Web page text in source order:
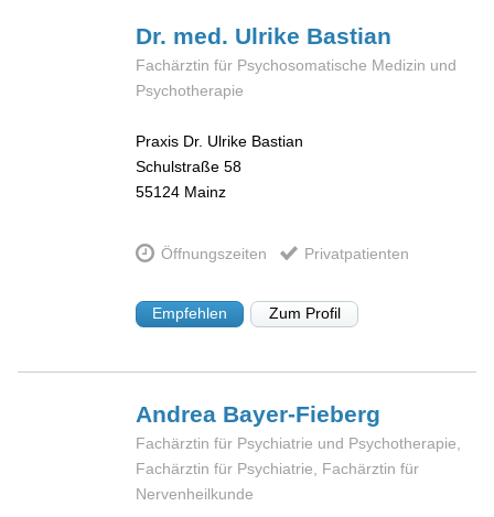
Dr. med. Ulrike Bastian
Fachärztin für Psychosomatische Medizin und
Psychotherapie
Praxis Dr. Ulrike Bastian
Schulstraße 58
55124 Mainz
Öffnungszeiten Privatpatienten
Empfehlen Zum Profil
Andrea Bayer-Fieberg
Fachärztin für Psychiatrie und Psychotherapie,
Fachärztin für Psychiatrie, Fachärztin für
Nervenheilkunde